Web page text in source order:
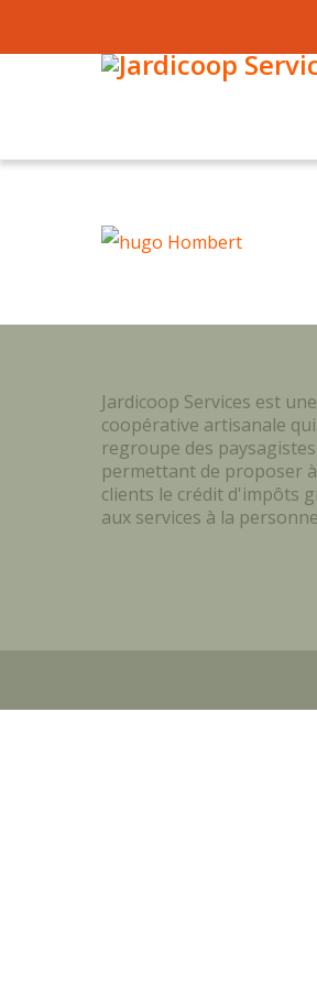
Jardicoop Services est une
coopérative artisanale qui
regroupe des
permettant de proposer
clients le crédit d'impôts
aux services à la